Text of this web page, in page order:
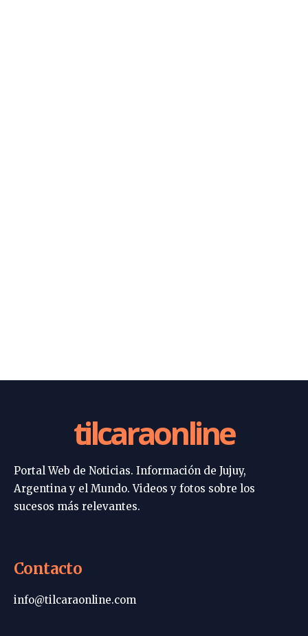
tilcaraonline
Portal Web de Noticias. Información de Jujuy,
Argentina y el Mundo. Videos y fotos sobre los
sucesos más relevantes.
Contacto
info@tilcaraonline.com